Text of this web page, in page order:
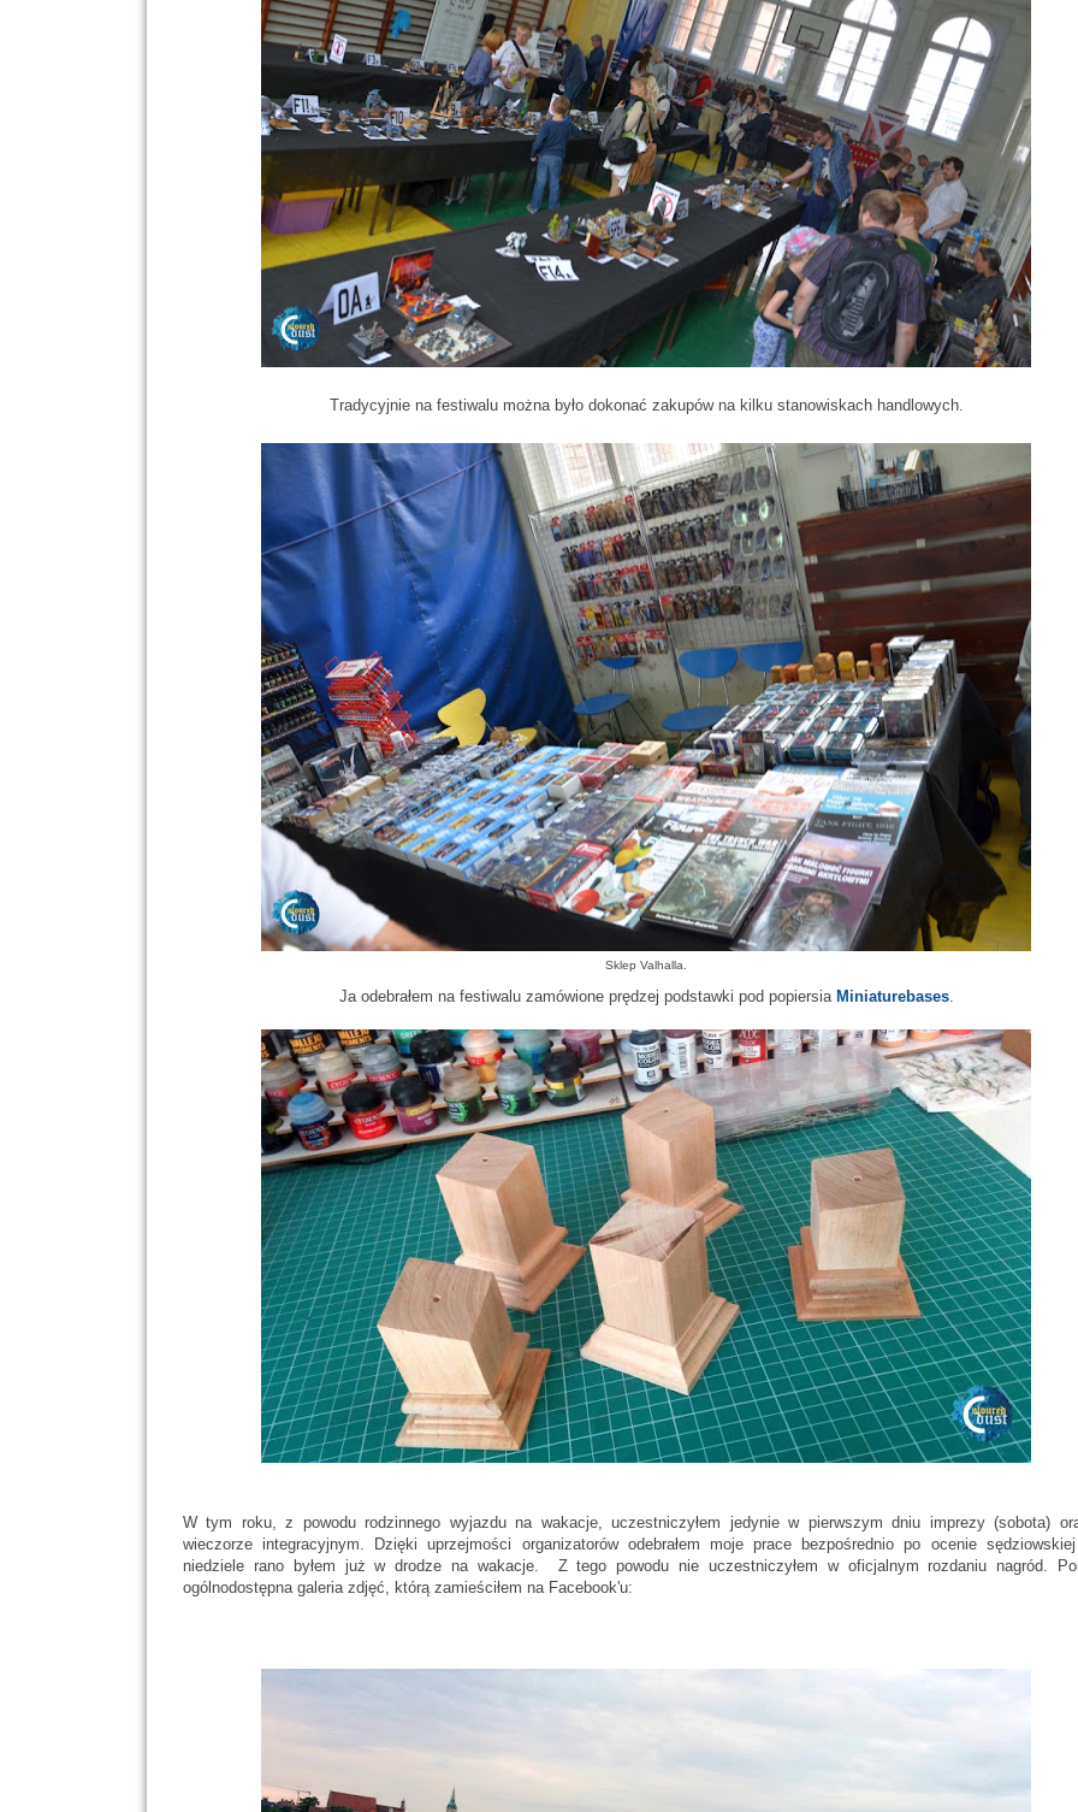
Tradycyjnie na festiwalu można było dokonać zakupów na kilku stanowiskach handlowych.
Sklep Valhalla.
Ja odebrałem na festiwalu zamówione prędzej podstawki pod popiersia Miniaturebases.
W tym roku, z powodu rodzinnego wyjazdu na wakacje, uczestniczyłem jedynie w pierwszym dniu imprezy (sobota)
wieczorze integracyjnym. Dzięki uprzejmości organizatorów odebrałem moje prace bezpośrednio po ocenie
niedziele rano byłem już w drodze na wakacje. Z tego powodu nie uczestniczyłem w oficjalnym rozdaniu nagród.
ogólnodostępna galeria zdjęć, którą zamieściłem na Facebook'u: